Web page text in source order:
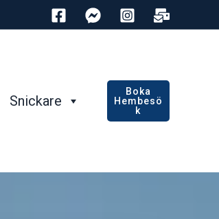
Snickare
Boka
Hembesö
K